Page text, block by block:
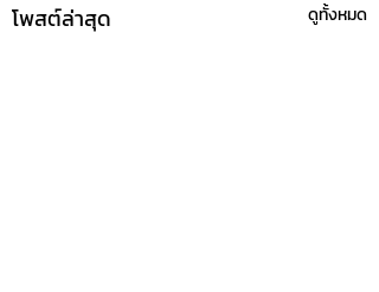
โพสต์ล่าสุด ดูทั้งหมด